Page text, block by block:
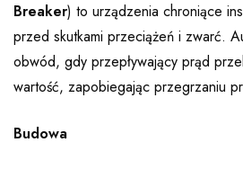
Breaker) to urządzenia chroniące
przed skutkami przeciążeń i zwarć.
obwód, gdy przepływający prąd
wartość, zapobiegając przegrzaniu
Budowa